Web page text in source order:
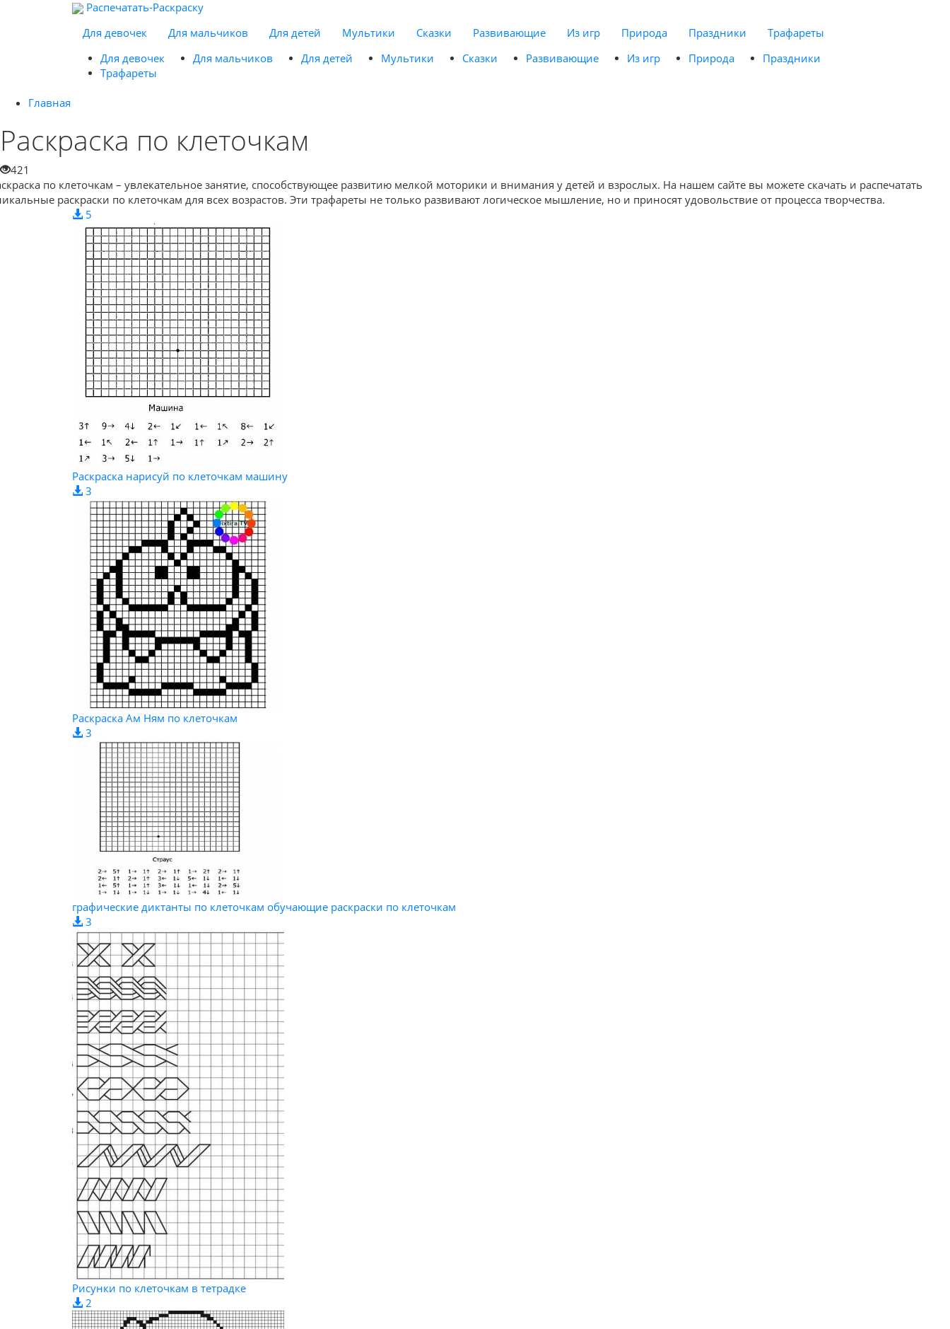
Распечатать-Раскраску
Для девочек
Для мальчиков Для детей Мультики Сказки Развивающие Из игр Природа Праздники
Трафареты
Для девочек
Для мальчиков Для детей Мультики Сказки Развивающие Из игр Природа
Праздники
Трафареты
Главная
Раскраска по клеточкам
421
по клеточкам – увлекательное занятие, способствующее развитию мелкой моторики и внимания у детей и взрослых. На нашем сайте вы можете скачать и распечатать
раскраски по клеточкам для всех возрастов. Эти трафареты не только развивают логическое мышление, но и приносят удовольствие от процесса творчества.
5
Раскраска нарисуй по клеточкам машину
3
Раскраска Ам Ням по клеточкам
3
графические диктанты по клеточкам обучающие раскраски по клеточкам
3
Рисунки по клеточкам в тетрадке
2